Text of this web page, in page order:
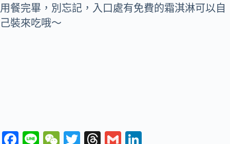
用餐完畢，別忘記，入口處有免費的霜淇淋可以自
己裝來吃哦～
Fa Li W T T G